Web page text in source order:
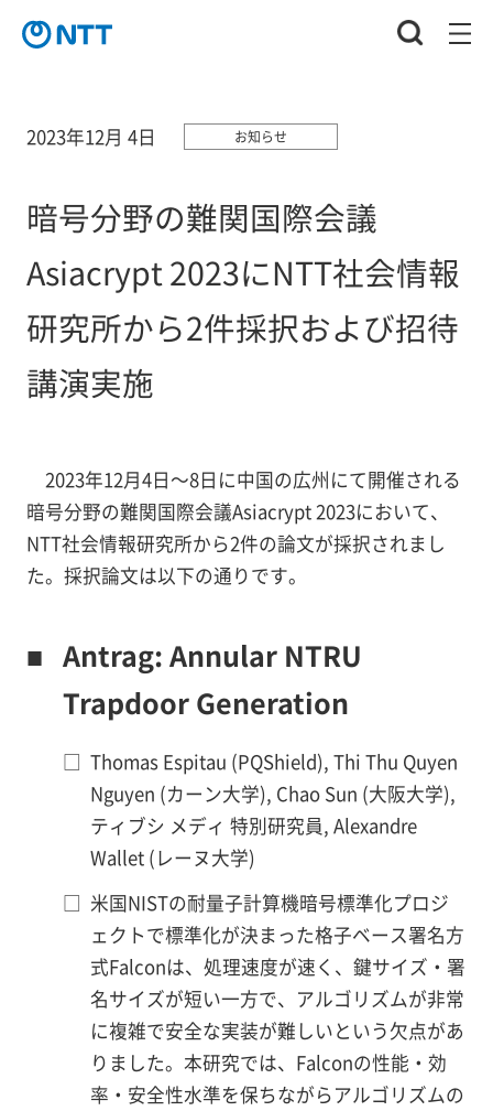
2023年12月 4日 お知らせ
暗号分野の難関国際会議
Asiacrypt 2023にNTT社会情報
研究所から2件採択および招待
講演実施
2023年12月4日～8日に中国の広州にて開催される
暗号分野の難関国際会議Asiacrypt 2023において、
NTT社会情報研究所から2件の論文が採択されまし
た。採択論文は以下の通りです。
■ Antrag: Annular NTRU
Trapdoor Generation
□ Thomas Espitau (PQShield), Thi Thu Quyen
Nguyen (カーン大学), Chao Sun (大阪大学),
ティブシ メディ 特別研究員, Alexandre
Wallet (レーヌ大学)
□ 米国NISTの耐量子計算機暗号標準化プロジ
ェクトで標準化が決まった格子ベース署名方
式Falconは、処理速度が速く、鍵サイズ・署
名サイズが短い一方で、アルゴリズムが非常
に複雑で安全な実装が難しいという欠点があ
りました。本研究では、Falconの性能・効
率・安全性水準を保ちながらアルゴリズムの